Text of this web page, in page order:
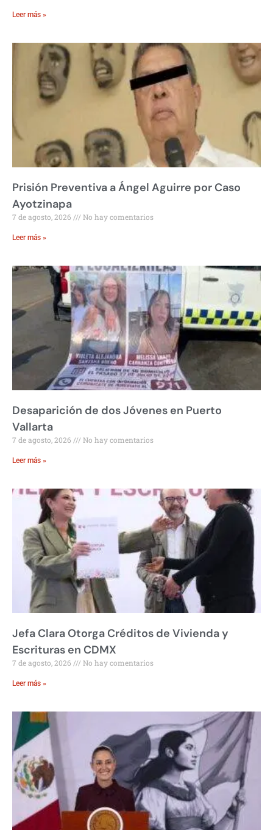
Leer más »
Prisión Preventiva a Ángel Aguirre por Caso
Ayotzinapa
7 de agosto, 2026 No hay comentarios
Leer más »
Desaparición de dos Jóvenes en Puerto
Vallarta
7 de agosto, 2026 No hay comentarios
Leer más »
Jefa Clara Otorga Créditos de Vivienda y
Escrituras en CDMX
7 de agosto, 2026 No hay comentarios
Leer más »